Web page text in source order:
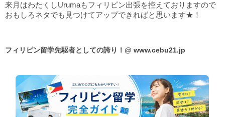
来月はわたくしUrumaもフィリピン出張を控えておりますので
おもしろネタでも見つけてアップできればと思います★！
フィリピン留学先駆者としての誇り！@ www.cebu21.jp